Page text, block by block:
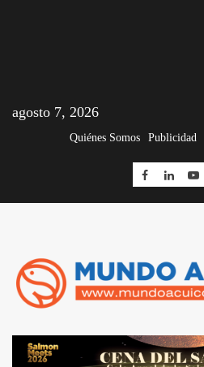
agosto 7, 2026
Quiénes Somos Publicidad